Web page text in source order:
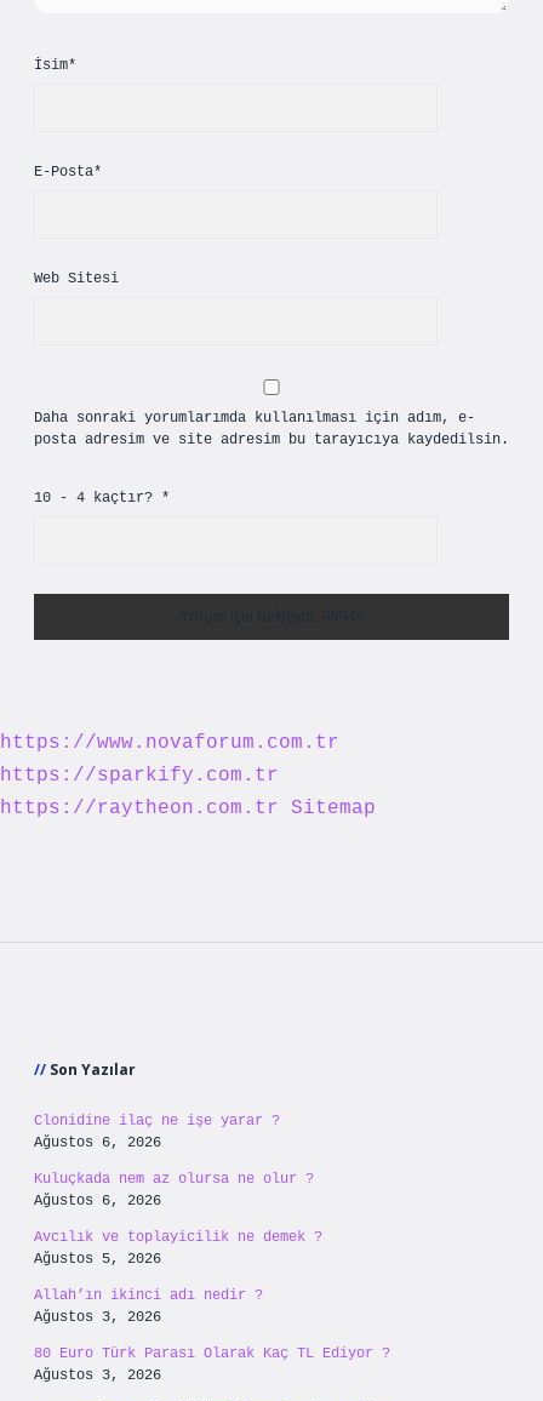
İsim*
E-Posta*
Web Sitesi
Daha sonraki yorumlarımda kullanılması için adım, e-
posta adresim ve site adresim bu tarayıcıya kaydedilsin.
10 - 4 kaçtır? *
https://www.novaforum.com.tr
https://sparkify.com.tr
https://raytheon.com.tr
Sitemap
Son Yazılar
Clonidine ilaç ne işe yarar ?
Ağustos 6, 2026
Kuluçkada nem az olursa ne olur ?
Ağustos 6, 2026
Avcılık ve toplayicilik ne demek ?
Ağustos 5, 2026
Allah’ın ikinci adı nedir ?
Ağustos 3, 2026
80 Euro Türk Parası Olarak Kaç TL Ediyor ?
Ağustos 3, 2026